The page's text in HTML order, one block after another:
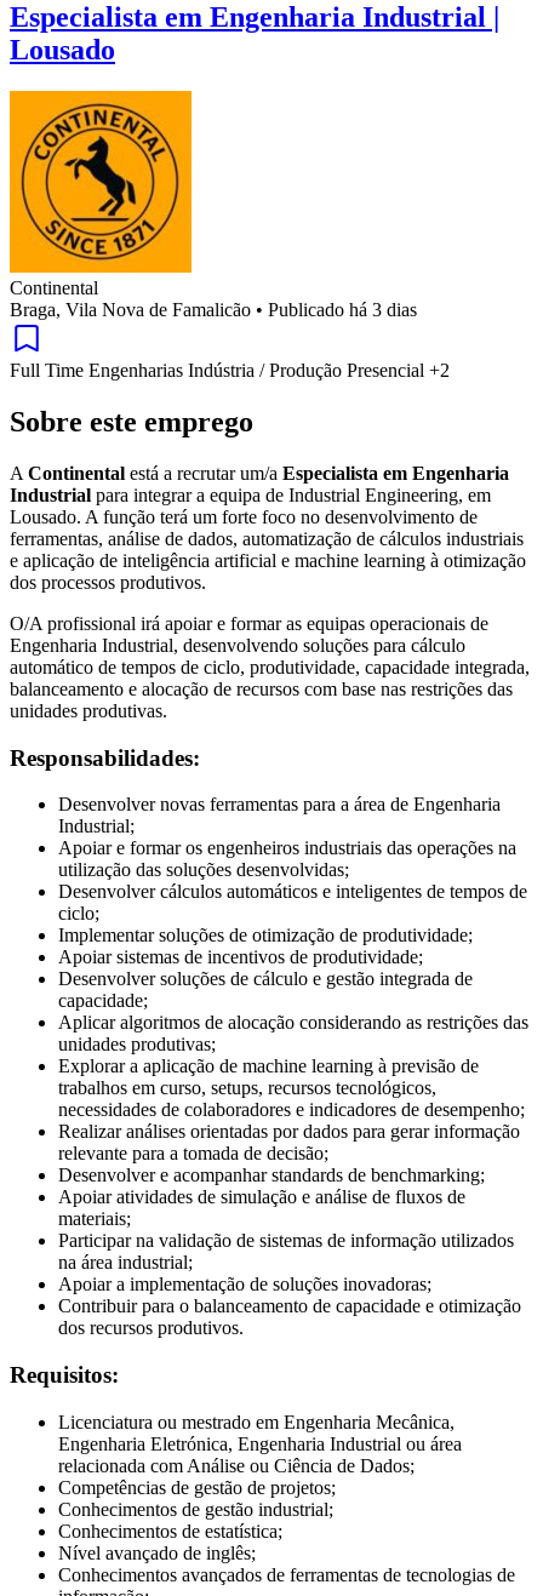
Especialista em Engenharia Industrial |
Lousado
Continental
Braga, Vila Nova de Famalicão • Publicado há 3 dias
Full Time Engenharias Indústria / Produção Presencial +2
Sobre este emprego
A Continental está a recrutar um/a Especialista em Engenharia
Industrial para integrar a equipa de Industrial Engineering, em
Lousado. A função terá um forte foco no desenvolvimento de
ferramentas, análise de dados, automatização de cálculos industriais
e aplicação de inteligência artificial e machine learning à otimização
dos processos produtivos.
O/A profissional irá apoiar e formar as equipas operacionais de
Engenharia Industrial, desenvolvendo soluções para cálculo
automático de tempos de ciclo, produtividade, capacidade integrada,
balanceamento e alocação de recursos com base nas restrições das
unidades produtivas.
Responsabilidades:
Desenvolver novas ferramentas para a área de Engenharia
Industrial;
Apoiar e formar os engenheiros industriais das operações na
utilização das soluções desenvolvidas;
Desenvolver cálculos automáticos e inteligentes de tempos de
ciclo;
Implementar soluções de otimização de produtividade;
Apoiar sistemas de incentivos de produtividade;
Desenvolver soluções de cálculo e gestão integrada de
capacidade;
Aplicar algoritmos de alocação considerando as restrições das
unidades produtivas;
Explorar a aplicação de machine learning à previsão de
trabalhos em curso, setups, recursos tecnológicos,
necessidades de colaboradores e indicadores de desempenho;
Realizar análises orientadas por dados para gerar informação
relevante para a tomada de decisão;
Desenvolver e acompanhar standards de benchmarking;
Apoiar atividades de simulação e análise de fluxos de
materiais;
Participar na validação de sistemas de informação utilizados
na área industrial;
Apoiar a implementação de soluções inovadoras;
Contribuir para o balanceamento de capacidade e otimização
dos recursos produtivos.
Requisitos:
Licenciatura ou mestrado em Engenharia Mecânica,
Engenharia Eletrónica, Engenharia Industrial ou área
relacionada com Análise ou Ciência de Dados;
Competências de gestão de projetos;
Conhecimentos de gestão industrial;
Conhecimentos de estatística;
Nível avançado de inglês;
Conhecimentos avançados de ferramentas de tecnologias de